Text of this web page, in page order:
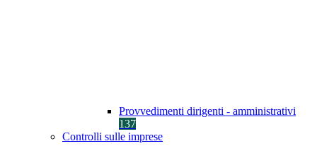
Provvedimenti dirigenti - amministrativi
137
Controlli sulle imprese